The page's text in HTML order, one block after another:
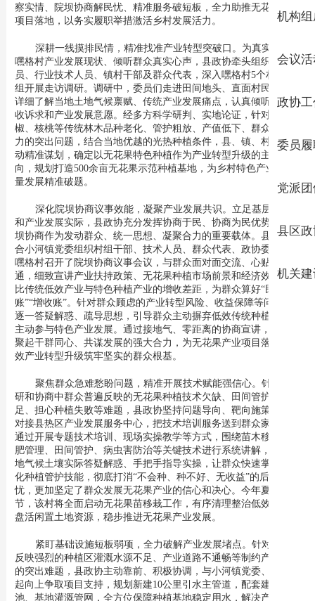
机构组
会议活
政协工
委员履
党派
县区政
机关建
察实情、院坝协商解民忧、精准服务破短板，全力助推无花果产业
项目落地，以务实履职举措激活乡村发展活力。
深耕一线摸排民情，精准找准产业转型突破口。为真实掌握
嘿格村产业发展现状、倾听群众真实心声，县政协牵头组织政协委
员、行业技术人员、镇村干部及群众代表，深入嘿格村5个村民小
组开展走访调研。调研中，委员们走进田间地头、直面村民群众，
详细了解当地土地气候禀赋、传统产业发展痛点，认真倾听群众增
收诉求和产业发展意愿。经多方科学研判、实地论证，针对村内花
椒、核桃等传统林木品种老化、管护粗放、产值低下、群众增收乏
力的突出问题，结合当地优越的光热种植条件，县、镇、村三级联
动精准谋划，确定以无花果特色种植作为产业转型升级的主攻方
向，规划打造500余亩无花果示范种植基地，为乡村特色产业高质
量发展精准破题。
深化院坝协商议事效能，凝聚产业发展共识。立足基层治理
和产业发展实际，县政协充分发挥协商于民、协商为民优势，把院
坝协商作为发动群众、统一思想、凝聚合力的重要载体。县政协联
合小河镇党委组织村组干部、技术人员、群众代表、政协委员等在
嘿格村召开了院坝协商议事会议，与群众面对面交流、心贴心沟
通，细致宣讲产业扶持政策、无花果种植市场前景和经济效益，对
比传统低效产业与特色种植产业的增收差距，为群众算好“民生
账”“增收账”。针对群众顾虑的产业转型风险、收益保障等问题，
逐一答疑解惑、疏导思想，引导群众主动摒弃低效传统种植模式，
主动参与特色产业发展。通过接地气、零距离的协商宣讲，有效凝
聚起干群同心、共谋发展的强大合力，为无花果产业项目落地、低
效产业转型升级筑牢坚实的群众根基。
聚焦群众急难愁盼问题，精准开展技术赋能强信心。针对调
研和协商中群众普遍反映的无花果种植技术欠缺、田间管护经验不
足、担心种植失败等难题，县政协坚持问题导向、靶向施策，主动
对接县热区产业发展服务中心，把技术培训服务送到群众家门口。
通过开展专题技术培训、现场实操教学等方式，围绕苗木移栽、水
肥管理、田间管护、病虫害防治等关键技术进行系统讲解，结合本
地气候土壤实际答疑解惑、手把手指导实操，让群众快速掌握标准
化种植管护技能，彻底打消“不会种、种不好、无收益”的后顾之
忧，更加坚定了群众发展无花果产业的信心和决心。今年夏秋时
节，该村将全面启动无花果苗移栽工作，有序清理整治低效林木、
盘活闲置土地资源，稳步推进无花果产业发展。
紧盯基础设施短板弱项，全力破解产业发展堵点。针对群众
反映强烈的种植区灌溉水源不足、产业道路不通畅等制约产业发展
的突出难题，县政协主动靠前、积极协调，与小河镇党委、政府一
起向上争取项目支持，规划新建10公里引水主管道，配套建设蓄水
池、基地灌溉管网，全方位保障种植基地稳定用水，解决产业发